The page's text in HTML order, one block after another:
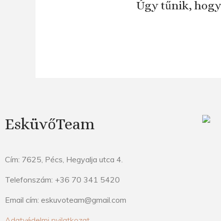
Úgy tűnik,
EsküvőTeam
Cím: 7625, Pécs, Hegyalja utca 4.
Telefonszám: +36 70 341 5420
Email cím: eskuvoteam@gmail.com